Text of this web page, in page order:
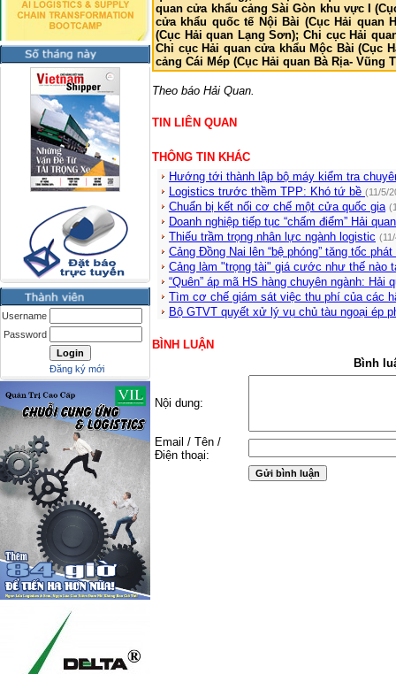
Username
Password
Đăng ký mới
quan cửa khẩu cảng Sài Gòn khu vực I
cửa khẩu quốc tế Nội Bài (Cục Hải quan
(Cục Hải quan Lạng Sơn); Chi cục Hải
Chi cục Hải quan cửa khẩu Mộc Bài (Cục
cảng Cái Mép (Cục Hải quan Bà Rịa- Vũng
Theo báo Hải Quan.
TIN LIÊN QUAN
THÔNG TIN KHÁC
Hướng tới thành lập bộ máy kiểm tra
Logistics trước thềm TPP: Khó tứ bề (11/5/
Chuẩn bị kết nối cơ chế một cửa quốc gia
Doanh nghiệp tiếp tục “chấm điểm” Hải
Thiếu trầm trọng nhân lực ngành logistic
Cảng Đồng Nai lên “bệ phóng” tăng tốc phát
Cảng làm "trọng tài" giá cước như thế nào
“Quên” áp mã HS hàng chuyên ngành: Hải
Tìm cơ chế giám sát việc thu phí của các
Bộ GTVT quyết xử lý vụ chủ tàu ngoại ép
BÌNH LUẬN
Bình
Nội dung:
Email / Tên /
Điện thoại: